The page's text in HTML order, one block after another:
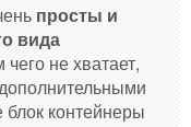
просты и
вида
не хватает,
контейнеры